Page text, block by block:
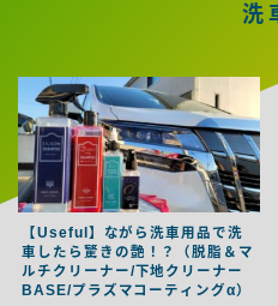
洗
【Useful】ながら洗車用品で洗
車したら驚きの艶！？（脱脂＆マ
ルチクリーナー/下地クリーナー
BASE/プラズマコーティングα）